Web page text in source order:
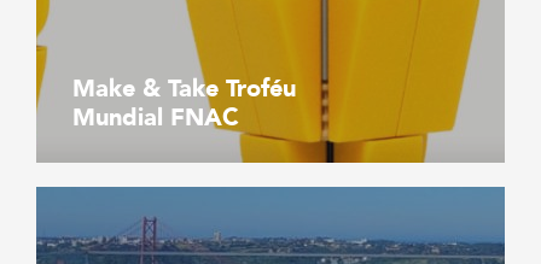
Make & Take Troféu
Mundial FNAC